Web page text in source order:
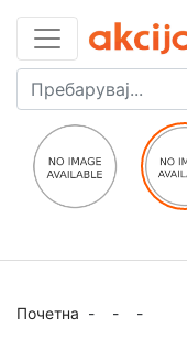
Почетна - - -